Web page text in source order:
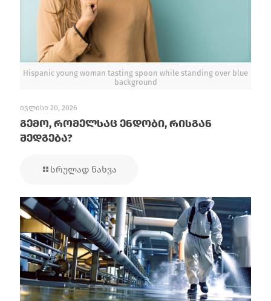
Hispanic young woman tasting spoon while standing over blue
background
ივლისი 20, 2026
გემო, რომელსაც ენდობი, რისგან
შედგება?
სრულად ნახვა